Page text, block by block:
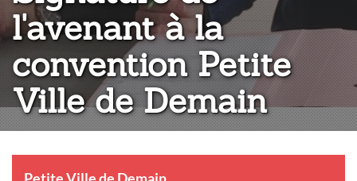
l'avenant à la
convention Petite
Ville de Demain